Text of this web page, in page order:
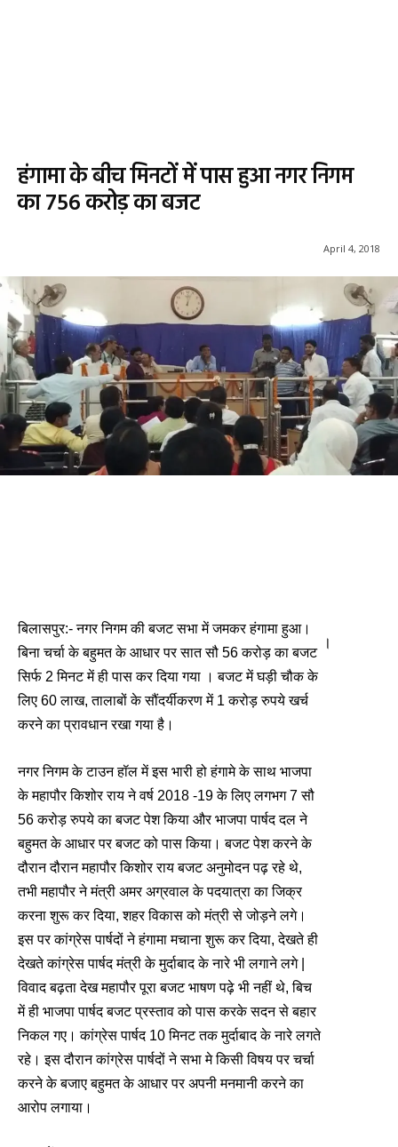
हंगामा के बीच मिनटों में पास हुआ नगर निगम
का 756 करोड़ का बजट
April 4, 2018
बिलासपुर:- नगर निगम की बजट सभा में जमकर हंगामा हुआ।
बिना चर्चा के बहुमत के आधार पर सात सौ 56 करोड़ का बजट
सिर्फ 2 मिनट में ही पास कर दिया गया । बजट में घड़ी चौक के
लिए 60 लाख, तालाबों के सौंदर्यीकरण में 1 करोड़ रुपये खर्च
करने का प्रावधान रखा गया है।
नगर निगम के टाउन हॉल में इस भारी हो हंगामे के साथ भाजपा
के महापौर किशोर राय ने वर्ष 2018 -19 के लिए लगभग 7 सौ
56 करोड़ रुपये का बजट पेश किया और भाजपा पार्षद दल ने
बहुमत के आधार पर बजट को पास किया। बजट पेश करने के
दौरान दौरान महापौर किशोर राय बजट अनुमोदन पढ़ रहे थे,
तभी महापौर ने मंत्री अमर अग्रवाल के पदयात्रा का जिक्र
करना शुरू कर दिया, शहर विकास को मंत्री से जोड़ने लगे।
इस पर कांग्रेस पार्षदों ने हंगामा मचाना शुरू कर दिया, देखते ही
देखते कांग्रेस पार्षद मंत्री के मुर्दाबाद के नारे भी लगाने लगे |
विवाद बढ़ता देख महापौर पूरा बजट भाषण पढ़े भी नहीं थे, बिच
में ही भाजपा पार्षद बजट प्रस्ताव को पास करके सदन से बहार
निकल गए। कांग्रेस पार्षद 10 मिनट तक मुर्दाबाद के नारे लगते
रहे। इस दौरान कांग्रेस पार्षदों ने सभा मे किसी विषय पर चर्चा
करने के बजाए बहुमत के आधार पर अपनी मनमानी करने का
आरोप लगाया।
।